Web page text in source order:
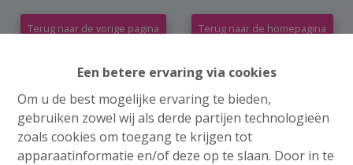
Een betere ervaring via cookies
Om u de best mogelijke ervaring te bieden,
gebruiken zowel wij als derde partijen technologieën
zoals cookies om toegang te krijgen tot
apparaatinformatie en/of deze op te slaan. Door in te
Terug naar de vorige pagina Terug naar de homepagina